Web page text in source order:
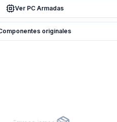
Ver PC Armadas
originales